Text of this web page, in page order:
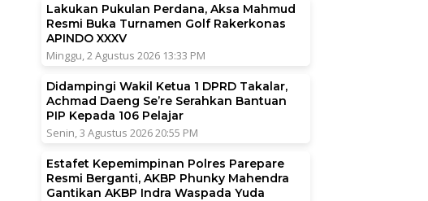
Lakukan Pukulan Perdana, Aksa Mahmud
Resmi Buka Turnamen Golf Rakerkonas
APINDO XXXV
Minggu, 2 Agustus 2026 13:33 PM
Didampingi Wakil Ketua 1 DPRD Takalar,
Achmad Daeng Se’re Serahkan Bantuan
PIP Kepada 106 Pelajar
Senin, 3 Agustus 2026 20:55 PM
Estafet Kepemimpinan Polres Parepare
Resmi Berganti, AKBP Phunky Mahendra
Gantikan AKBP Indra Waspada Yuda